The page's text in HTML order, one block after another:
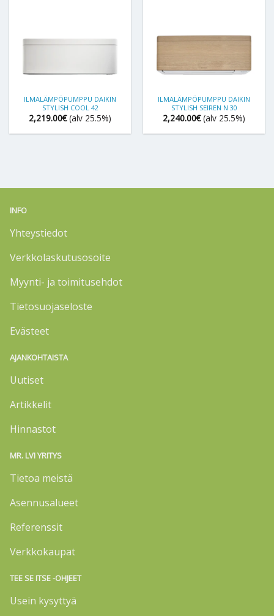
ILMALÄMPÖPUMPPU DAIKIN
STYLISH COOL 42
2,219.00€ (alv 25.5%)
ILMALÄMPÖPUMPPU DAIKIN
STYLISH SEIREN N 30
2,240.00€ (alv 25.5%)
INFO
Yhteystiedot
Verkkolaskutusosoite
Myynti- ja toimitusehdot
Tietosuojaseloste
Evästeet
AJANKOHTAISTA
Uutiset
Artikkelit
Hinnastot
MR. LVI YRITYS
Tietoa meistä
Asennusalueet
Referenssit
Verkkokaupat
TEE SE ITSE -OHJEET
Usein kysyttyä